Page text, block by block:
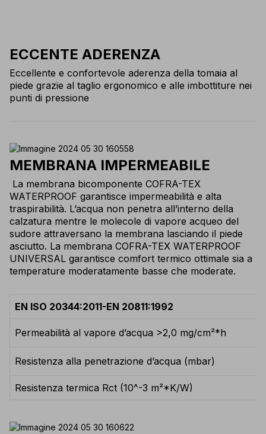
ECCENTE ADERENZA
Eccellente e confortevole aderenza della tomaia al
piede grazie al taglio ergonomico e alle imbottiture nei
punti di pressione
MEMBRANA IMPERMEABILE
La membrana bicomponente COFRA-TEX
WATERPROOF garantisce impermeabilità e alta
traspirabilità. L’acqua non penetra all’interno della
calzatura mentre le molecole di vapore acqueo del
sudore attraversano la membrana lasciando il piede
asciutto. La membrana COFRA-TEX WATERPROOF
UNIVERSAL garantisce comfort termico ottimale sia a
temperature moderatamente basse che moderate.
EN ISO 20344:2011-EN 20811:1992
Permeabilità al vapore d’acqua >2,0 mg/cm²*h
Resistenza alla penetrazione d’acqua (mbar)
Resistenza termica Rct (10^-3 m²*K/W)